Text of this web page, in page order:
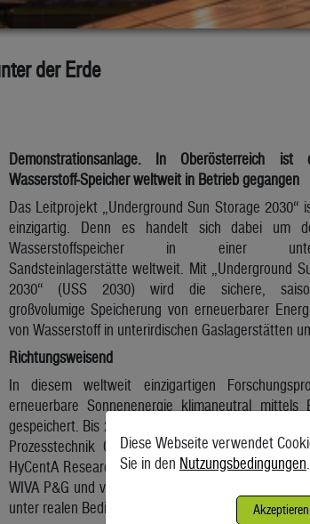
der Erde
Demonstrationsanlage. In Oberösterreich
Wasserstoff-Speicher weltweit in Betrieb gegangen
Das Leitprojekt „Underground Sun Storage 2030“
einzigartig. Denn es handelt sich dabei um
Wasserstoffspeicher in einer
Sandsteinlagerstätte weltweit. Mit „Underground
2030“ (USS 2030) wird die sichere,
großvolumige Speicherung von erneuerbarer
von Wasserstoff in unterirdischen Gaslagerstätten
Richtungsweisend
In diesem weltweit einzigartigen
erneuerbare Sonnenenergie klimaneutral
gespeichert. Bis 2025 werden unter Leitung von
Prozesstechnik GmbH, Energie AG
HyCentA Research GmbH, K1-MET GmbH,
WIVA P&G und voestalpine Stahl GmbH –
unter realen Bedingungen an einer kleinen
Diese Webseite verwendet
Sie in den Nutzungsbedingungen.
Akzeptieren